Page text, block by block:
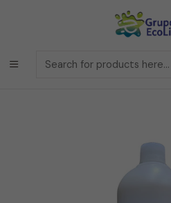
Envíos a la Region
compras antes de las 12 del
Envíos a todo Chilea
Home Línea de
Cera Acrilica Autobrillo